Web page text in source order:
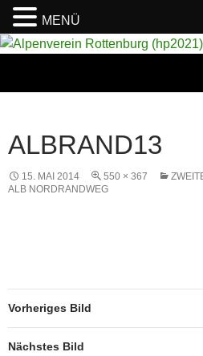
ALBRAND13
15. MAI 2014 550 × 367
ALB NORDRANDWEG
Vorheriges Bild
Nächstes Bild
MENÜ